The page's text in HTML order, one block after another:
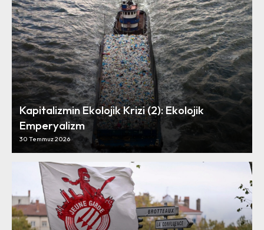
Kapitalizmin Ekolojik Krizi (2): Ekolojik
Emperyalizm
30 Temmuz 2026